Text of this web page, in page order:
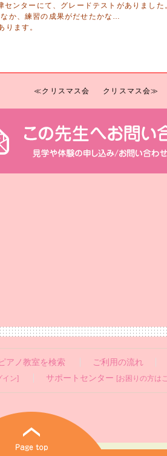
センターにて、グレードテストがありました
か、練習の成果がだせたかな…
ります。
≪クリスマス会 クリスマス会≫
アノ教室を検索
ご利用の流れ
イン] サポートセンター [お困りの方は